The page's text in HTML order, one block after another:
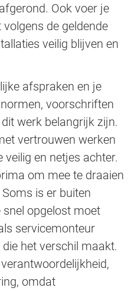
Ook voer je
de geldende
veilig blijven en
afspraken en je
voorschriften
werk belangrijk zijn.
vertrouwen werken
veilig en netjes achter.
om mee te draaien
is er buiten
opgelost moet
servicemonteur
het verschil maakt.
omdat